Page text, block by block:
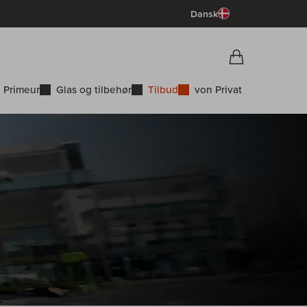
Dansk
Primeur Glas og tilbehør Tilbud von Privat